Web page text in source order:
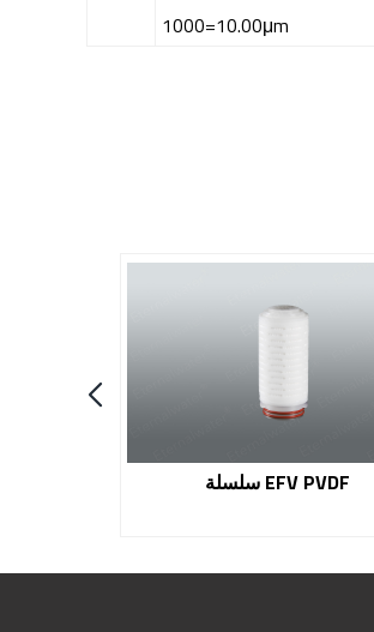
1000=10.00μm
سلسلة EFV PVDF